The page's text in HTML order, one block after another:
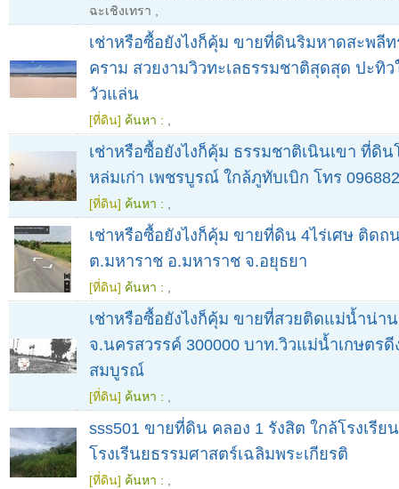
ฉะเชิงเทรา
เช่าหรือซื้อยังไงก็คุ้ม ขายที่ดินริมหาดสะพลี
คราม สวยงามวิวทะเลธรรมชาติสุดสุด ปะทิ
วัวแล่น
[ที่ดิน] ค้นหา :
เช่าหรือซื้อยังไงก็คุ้ม ธรรมชาติเนินเขา ที่ดิ
หล่มเก่า เพชรบูรณ์ ใกล้ภูทับเบิก โทร
[ที่ดิน] ค้นหา :
เช่าหรือซื้อยังไงก็คุ้ม ขายที่ดิน 4ไร่เศษ ติด
ต.มหาราช อ.มหาราช จ.อยุธยา
[ที่ดิน] ค้นหา :
เช่าหรือซื้อยังไงก็คุ้ม ขายที่สวยติดแม่น้ำน่า
จ.นครสวรรค์ 300000 บาท.วิวแม่น้ำเกษตรดี
สมบูรณ์
[ที่ดิน] ค้นหา :
sss501 ขายที่ดิน คลอง 1 รังสิต ใกล้โรงเรี
โรงเรีนยธรรมศาสตร์เฉลิมพระเกียรติ
[ที่ดิน] ค้นหา :